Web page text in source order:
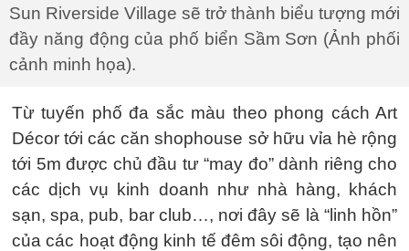
Sun Riverside Village sẽ trở thành biểu tượng mới
đầy năng động của phố biển Sầm Sơn (Ảnh phối
cảnh minh họa).
Từ tuyến phố đa sắc màu theo phong cách Art
Décor tới các căn shophouse sở hữu vỉa hè rộng
tới 5m được chủ đầu tư “may đo” dành riêng cho
các dịch vụ kinh doanh như nhà hàng, khách
sạn, spa, pub, bar club…, nơi đây sẽ là “linh hồn”
của các hoạt động kinh tế đêm sôi động, tạo nên